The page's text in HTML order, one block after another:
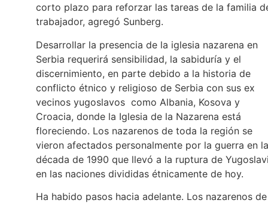
corto plazo para reforzar las tareas de la familia
trabajador, agregó Sunberg.
Desarrollar la presencia de la iglesia nazarena en
Serbia requerirá sensibilidad, la sabiduría y el
discernimiento, en parte debido a la historia de
conflicto étnico y religioso de Serbia con sus ex
vecinos yugoslavos como Albania, Kosova y
Croacia, donde la Iglesia de la Nazarena está
floreciendo. Los nazarenos de toda la región se
vieron afectados personalmente por la guerra en la
década de 1990 que llevó a la ruptura de
en las naciones divididas étnicamente de hoy.
Ha habido pasos hacia adelante. Los nazarenos de